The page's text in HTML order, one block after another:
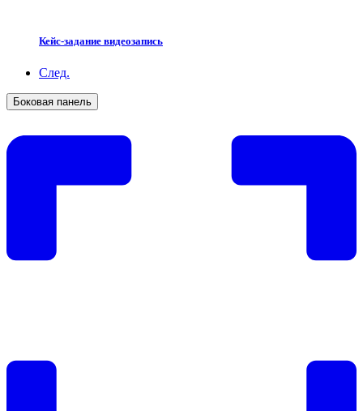
Кейс-задание видеозапись
След.
Боковая панель